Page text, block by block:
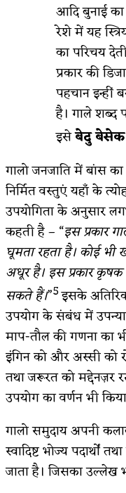
आदि बुनाई
रेशे में यह
का परिचय
प्रकार की
पहचान इन्हीं
है। गाले शब्द
इसेबेदु
गालो जनजाति में बांस
निर्मित वस्तुएं यहाँ के
उपयोगिता के अनुसार
कहती है – “इस प्रकार
घूमता रहता है। कोई भी
अधूर है। इस प्रकार
सकते हैं।”5इसके
उपयोग के संबंध में
माप-तौल की गणना का
इंगिन को और अस्सी को
तथा जरूरत को
उपयोग का वर्णन भी
गालो समुदाय अपनी
स्वादिष्ट भोज्य पदार्थों
जाता है। जिसका उल्लेख